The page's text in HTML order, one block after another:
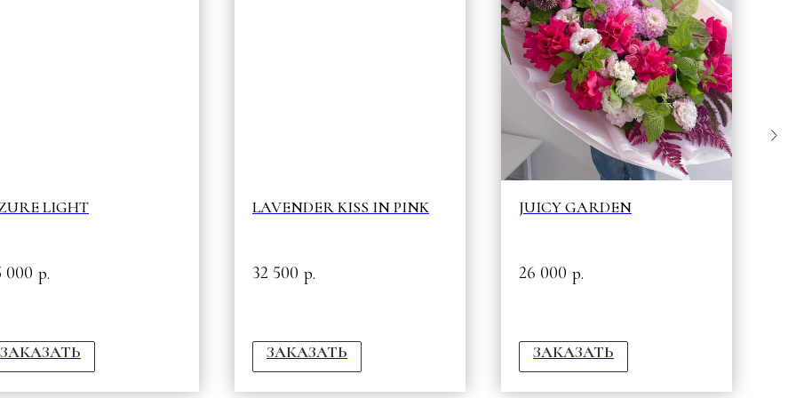
LIGHT
000 р.
ЗАКАЗАТЬ
LAVENDER KISS IN PINK
32 500 р.
ЗАКАЗАТЬ
JUICY GARDEN
26 000 р.
ЗАКАЗАТЬ